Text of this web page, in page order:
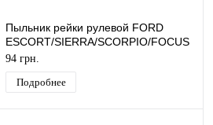
Пыльник рейки рулевой FORD
ESCORT/SIERRA/SCORPIO/FOCUS
1990- (L=200MM Ø13MM/47MM)
MEKSAN
94 грн.
Подробнее